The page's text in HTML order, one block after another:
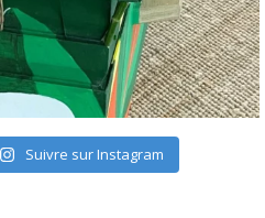
Suivre sur Instagram